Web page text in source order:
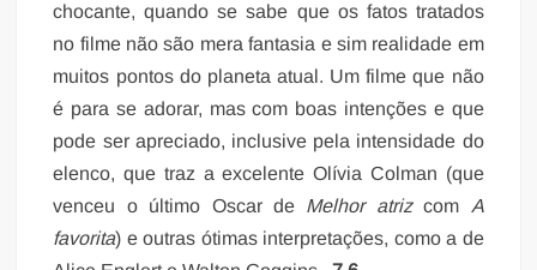
chocante, quando se sabe que os fatos tratados
no filme não são mera fantasia e sim realidade em
muitos pontos do planeta atual. Um filme que não
é para se adorar, mas com boas intenções e que
pode ser apreciado, inclusive pela intensidade do
elenco, que traz a excelente Olívia Colman (que
venceu o último Oscar de Melhor atrizcom A
favorita) e outras ótimas interpretações, como a de